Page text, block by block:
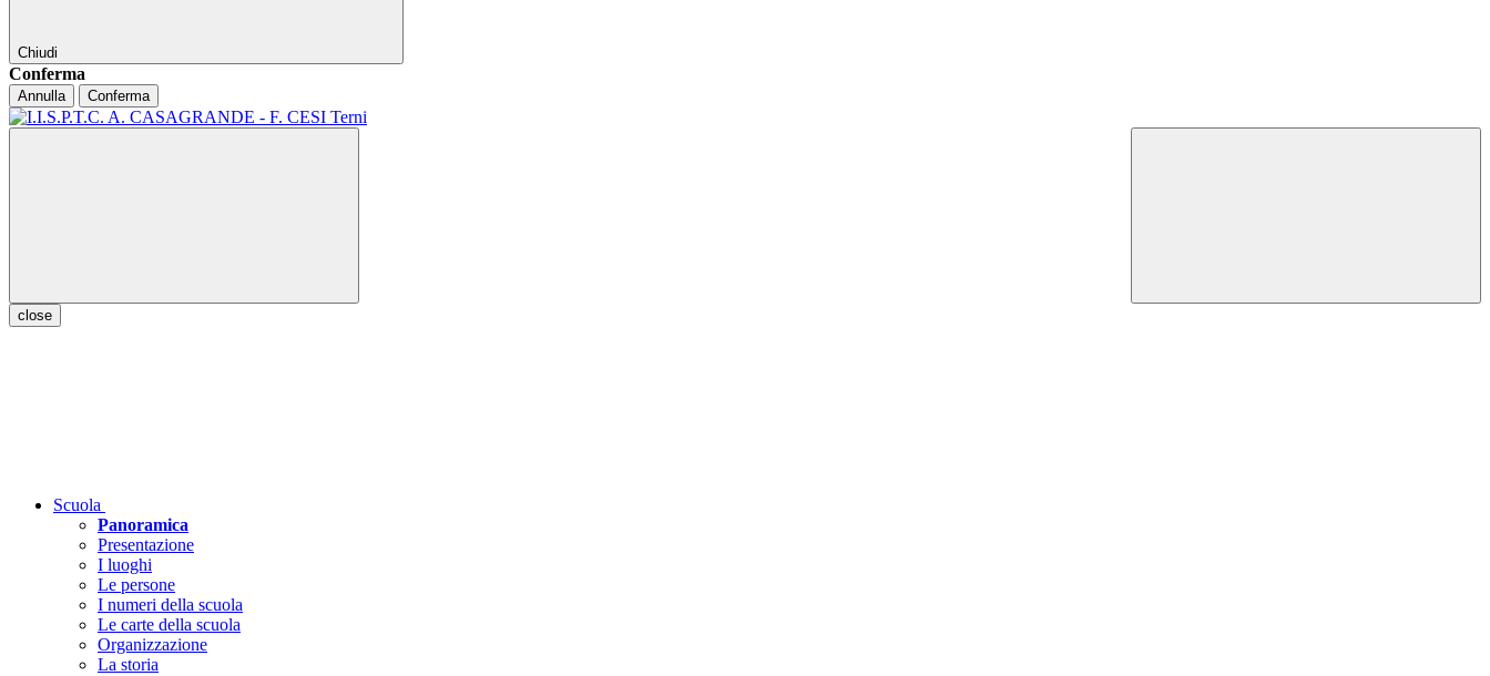
Chiudi
Conferma
Annulla Conferma
close
Scuola
Panoramica
Presentazione
I luoghi
Le persone
I numeri della scuola
Le carte della scuola
Organizzazione
La storia